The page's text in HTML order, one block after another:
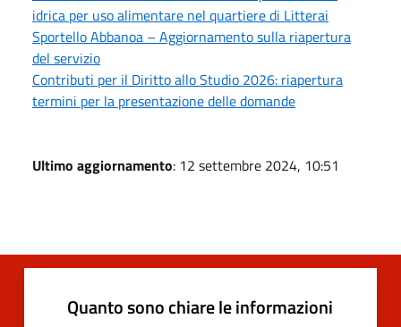
idrica per uso alimentare nel quartiere di Litterai
Sportello Abbanoa – Aggiornamento sulla riapertura
del servizio
Contributi per il Diritto allo Studio 2026: riapertura
termini per la presentazione delle domande
Ultimo aggiornamento: 12 settembre 2024, 10:51
Quanto sono chiare le informazioni